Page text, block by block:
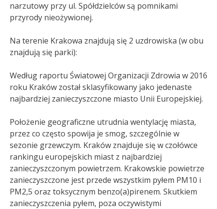
narzutowy przy ul. Spółdzielców są pomnikami
przyrody nieożywionej.
Na terenie Krakowa znajdują się 2 uzdrowiska (w obu
znajdują się parki):
Według raportu Światowej Organizacji Zdrowia w 2016
roku Kraków został sklasyfikowany jako jedenaste
najbardziej zanieczyszczone miasto Unii Europejskiej.
Położenie geograficzne utrudnia wentylację miasta,
przez co często spowija je smog, szczególnie w
sezonie grzewczym. Kraków znajduje się w czołówce
rankingu europejskich miast z najbardziej
zanieczyszczonym powietrzem. Krakowskie powietrze
zanieczyszczone jest przede wszystkim pyłem PM10 i
PM2,5 oraz toksycznym benzo(a)pirenem. Skutkiem
zanieczyszczenia pyłem, poza oczywistymi